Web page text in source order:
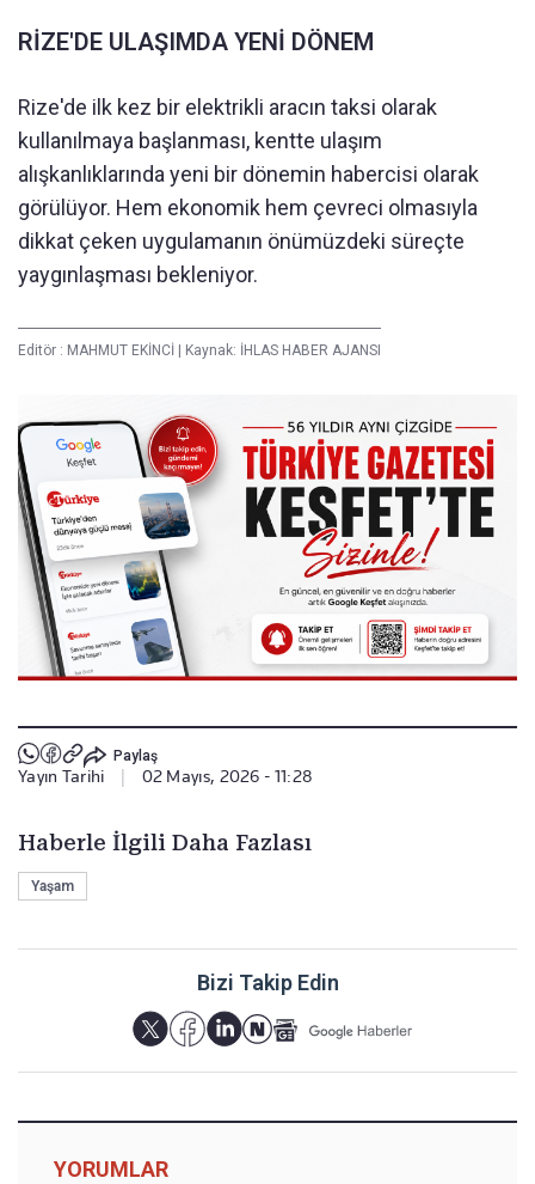
RİZE'DE ULAŞIMDA YENİ DÖNEM
Rize'de ilk kez bir elektrikli aracın taksi olarak
kullanılmaya başlanması, kentte ulaşım
alışkanlıklarında yeni bir dönemin habercisi olarak
görülüyor. Hem ekonomik hem çevreci olmasıyla
dikkat çeken uygulamanın önümüzdeki süreçte
yaygınlaşması bekleniyor.
Editör : MAHMUT EKİNCİ | Kaynak: İHLAS HABER AJANSI
Paylaş
Yayın Tarihi 02 Mayıs, 2026 - 11:28
Haberle İlgili Daha Fazlası
Yaşam
Bizi Takip Edin
YORUMLAR